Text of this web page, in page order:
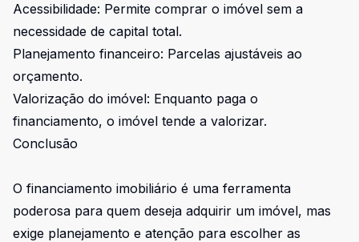
Acessibilidade: Permite comprar o imóvel sem a
necessidade de capital total.
Planejamento financeiro: Parcelas ajustáveis ao
orçamento.
Valorização do imóvel: Enquanto paga o
financiamento, o imóvel tende a valorizar.
Conclusão
O financiamento imobiliário é uma ferramenta
poderosa para quem deseja adquirir um imóvel, mas
exige planejamento e atenção para escolher as